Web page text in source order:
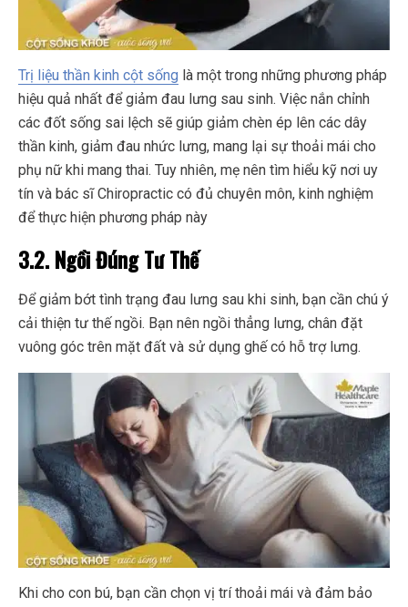
Trị liệu thần kinh cột sống là một trong những phương pháp
hiệu quả nhất để giảm đau lưng sau sinh. Việc nắn chỉnh
các đốt sống sai lệch sẽ giúp giảm chèn ép lên các dây
thần kinh, giảm đau nhức lưng, mang lại sự thoải mái cho
phụ nữ khi mang thai. Tuy nhiên, mẹ nên tìm hiểu kỹ nơi uy
tín và bác sĩ Chiropractic có đủ chuyên môn, kinh nghiệm
để thực hiện phương pháp này
3.2. Ngồi Đúng Tư Thế
Để giảm bớt tình trạng đau lưng sau khi sinh, bạn cần chú ý
cải thiện tư thế ngồi. Bạn nên ngồi thẳng lưng, chân đặt
vuông góc trên mặt đất và sử dụng ghế có hỗ trợ lưng.
Khi cho con bú, bạn cần chọn vị trí thoải mái và đảm bảo